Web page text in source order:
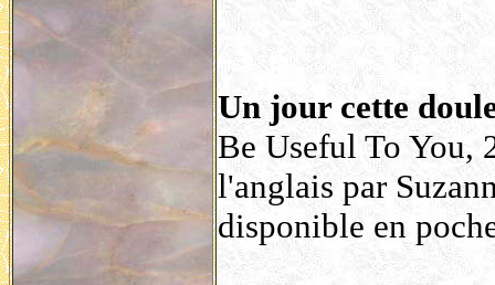
Un jour cette
Be Useful To You,
l'anglais par
disponible en